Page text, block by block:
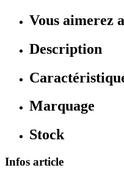
Vous aimerez
Description
Marquage
Stock
Infos article